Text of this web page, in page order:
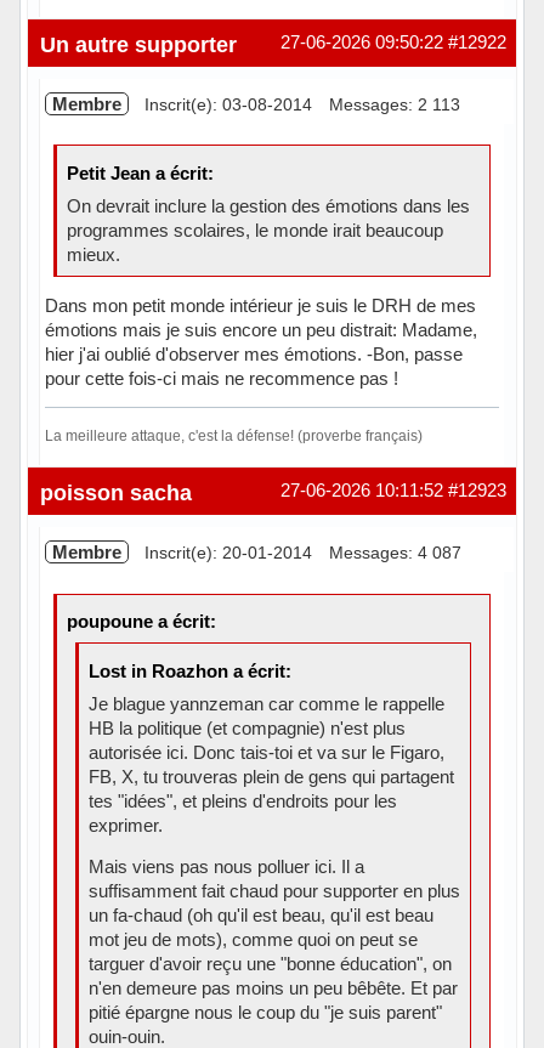
Hors ligne #12922
27-06-2026 09:50:22
Un autre supporter
Membre Inscrit(e): 03-08-2014 Messages: 2 113
Petit Jean a écrit:
On devrait inclure la gestion des émotions dans les
programmes scolaires, le monde irait beaucoup
mieux.
Dans mon petit monde intérieur je suis le DRH de mes
émotions mais je suis encore un peu distrait: Madame,
hier j'ai oublié d'observer mes émotions. -Bon, passe
pour cette fois-ci mais ne recommence pas !
La meilleure attaque, c'est la défense! (proverbe français)
Hors ligne #12923
27-06-2026 10:11:52
poisson sacha
Membre Inscrit(e): 20-01-2014 Messages: 4 087
poupoune a écrit:
Lost in Roazhon a écrit:
Je blague yannzeman car comme le rappelle
HB la politique (et compagnie) n'est plus
autorisée ici. Donc tais-toi et va sur le Figaro,
FB, X, tu trouveras plein de gens qui partagent
tes "idées", et pleins d'endroits pour les
exprimer.
Mais viens pas nous polluer ici. Il a
suffisamment fait chaud pour supporter en plus
un fa-chaud (oh qu'il est beau, qu'il est beau
mot jeu de mots), comme quoi on peut se
targuer d'avoir reçu une "bonne éducation", on
n'en demeure pas moins un peu bêbête. Et par
pitié épargne nous le coup du "je suis parent"
ouin-ouin.